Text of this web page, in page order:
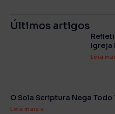
Últimos artigos
Igreja
Leia
O Sola Scriptura Nega
Leia mais »